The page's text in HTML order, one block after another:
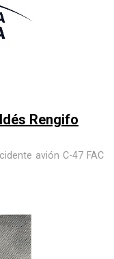
Rengifo
avión C-47 FAC